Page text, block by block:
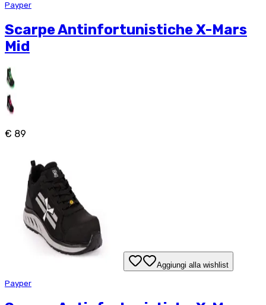
Payper
Scarpe Antinfortunistiche X-Mars
Mid
€ 89
Aggiungi alla wishlist
Payper